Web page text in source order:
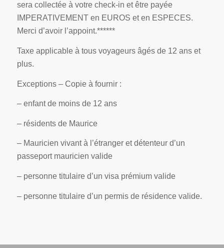
sera collectée à votre check-in et être payée
IMPERATIVEMENT en EUROS et en ESPECES.
Merci d’avoir l’appoint.******
Taxe applicable à tous voyageurs âgés de 12 ans et
plus.
Exceptions – Copie à fournir :
– enfant de moins de 12 ans
– résidents de Maurice
– Mauricien vivant à l’étranger et détenteur d’un
passeport mauricien valide
– personne titulaire d’un visa prémium valide
– personne titulaire d’un permis de résidence valide.